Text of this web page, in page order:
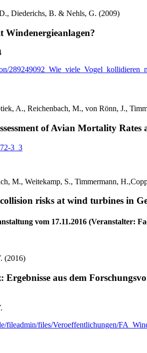
Diederichs, B. & Nehls, G. (2009)
Windenergieanlagen?
A., Reichenbach, M., von Rönn, J.,
of Avian Mortality
3_3
M., Weitekamp, S., Timmermann,
risks at wind turbines in
vom 17.11.2016 (Veranstalter:
(2016)
aus dem
fileadmin/files/Veroeffentlichungen/